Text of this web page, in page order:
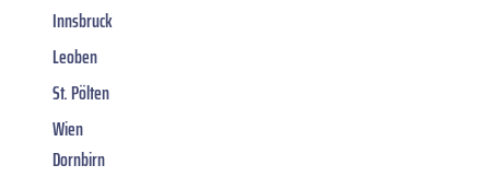
Innsbruck
Leoben
St. Pölten
Wien
Dornbirn